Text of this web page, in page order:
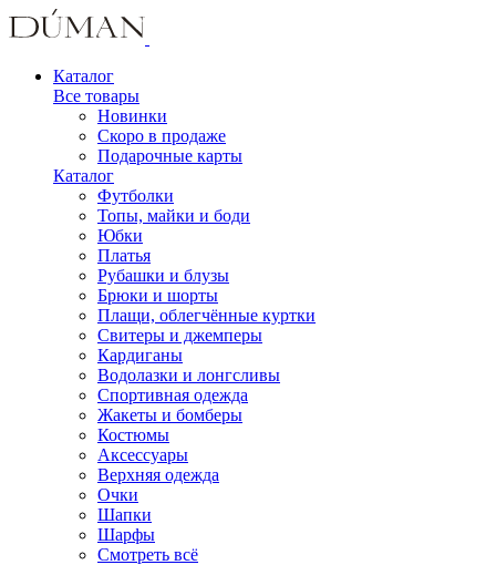
Каталог
Все товары
Новинки
Скоро в продаже
Подарочные карты
Каталог
Футболки
Топы, майки и боди
Юбки
Платья
Рубашки и блузы
Брюки и шорты
Плащи, облегчённые куртки
Свитеры и джемперы
Кардиганы
Водолазки и лонгсливы
Спортивная одежда
Жакеты и бомберы
Костюмы
Аксессуары
Верхняя одежда
Очки
Шапки
Шарфы
Смотреть всё